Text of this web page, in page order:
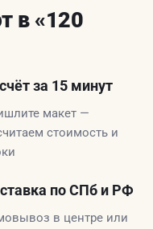
в «120
за 15 минут
макет —
стоимость и
по СПб и РФ
в центре или